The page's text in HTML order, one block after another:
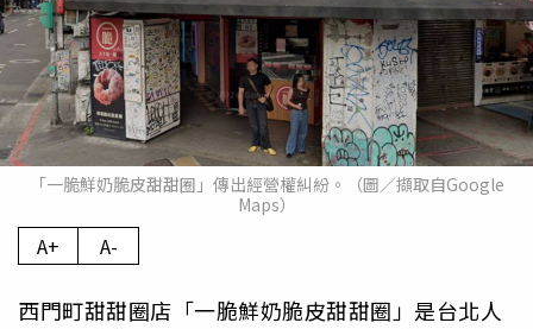
「一脆鮮奶脆皮甜甜圈」傳出經營權糾紛。（圖／擷取自Google
Maps）
A+ A-
西門町甜甜圈店「一脆鮮奶脆皮甜甜圈」是台北人